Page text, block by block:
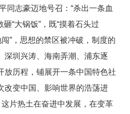
同志豪迈地号召：“杀出一条血
砸“大锅饭”，既“摸着石头过
”，思想的禁区被冲破，制度的
深圳兴涛、海南弄潮、浦东逐
历程，铺展开一条中国特色社
改变中国、影响世界的浩荡进
这片热土在奋进中发展，在变革